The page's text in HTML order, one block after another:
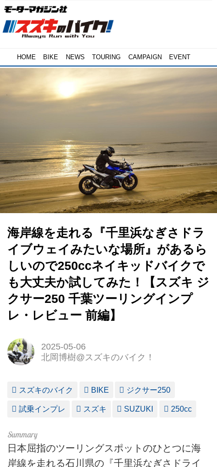
HOME BIKE NEWS TOURING CAMPAIGN EVENT
海岸線を走れる『千里浜なぎさドラ
イブウェイみたいな場所』があるら
しいので250ccネイキッドバイクで
も大丈夫か試してみた！【スズキ ジ
クサー250 千葉ツーリングインプ
レ・レビュー 前編】
2025-05-06
北岡博樹@スズキのバイク！
スズキのバイク BIKE ジクサー250
試乗インプレ スズキ SUZUKI 250cc
日本屈指のツーリングスポットのひとつに海
岸線を走れる石川県の『千里浜なぎさドライ